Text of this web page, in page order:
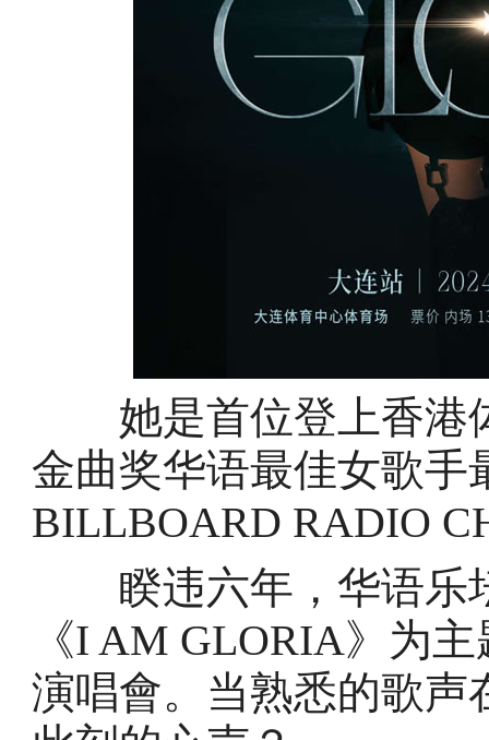
她是首位登上香港
金曲奖华语最佳女歌手
BILLBOARD RADIO
睽违六年，华语乐
《I AM GLORIA》为
演唱會。当熟悉的歌声